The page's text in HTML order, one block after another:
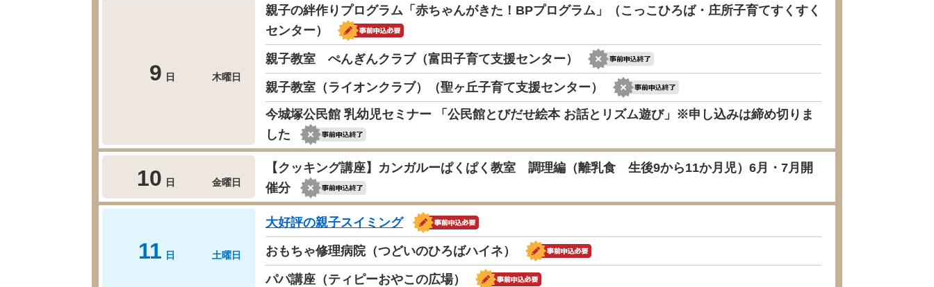
9 日 木曜日
親子の絆作りプログラム「赤ちゃんがきた！BPプログラム」（こっこひろば・庄所子育てすくすく
センター）
親子教室 ぺんぎんクラブ（富田子育て支援センター）
親子教室（ライオンクラブ）（聖ヶ丘子育て支援センター）
今城塚公民館 乳幼児セミナー 「公民館とびだせ絵本 お話とリズム遊び」※申し込みは締め切りま
した
10 日 金曜日
【クッキング講座】カンガルーぱくぱく教室 調理編（離乳食 生後9から11か月児）6月・7月開
催分
11 日 土曜日
大好評の親子スイミング
おもちゃ修理病院（つどいのひろばハイネ）
パパ講座（ティピーおやこの広場）